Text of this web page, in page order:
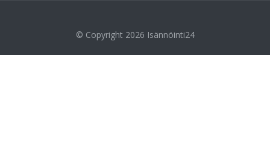
© Copyright 2026 Isännöinti24